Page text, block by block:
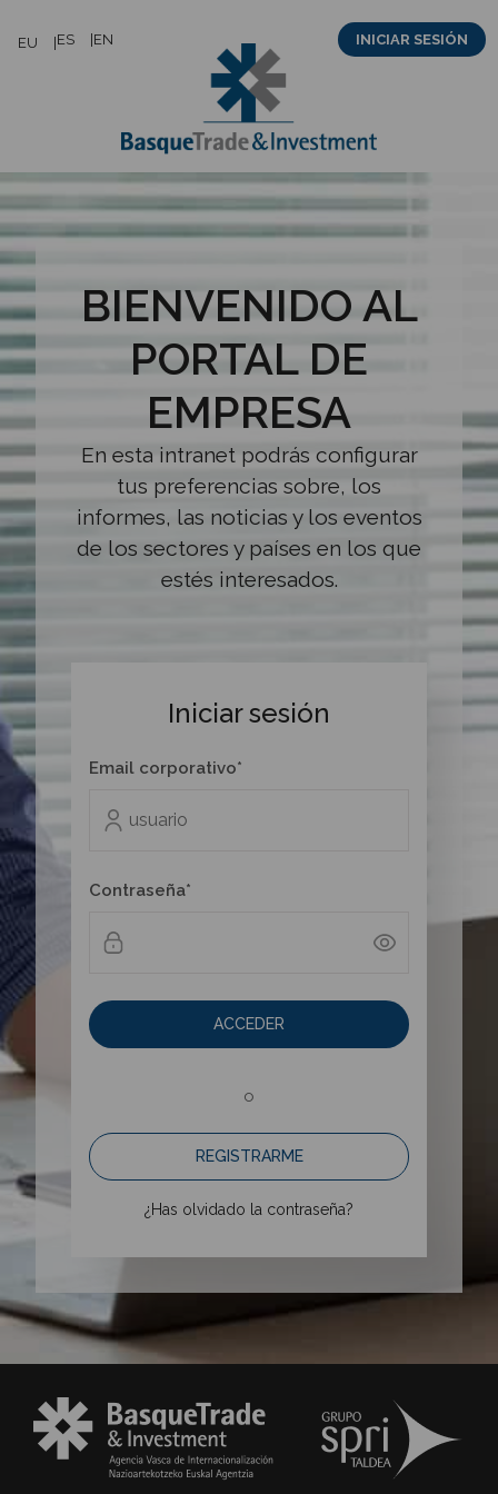
EU ES EN INICIAR SESIÓN
BIENVENIDO AL
PORTAL DE
EMPRESA
En esta intranet podrás configurar
tus preferencias sobre, los
informes, las noticias y los eventos
de los sectores y países en los que
estés interesados.
Iniciar sesión
Email corporativo*
Contraseña*
ACCEDER
o
REGISTRARME
¿Has olvidado la contraseña?